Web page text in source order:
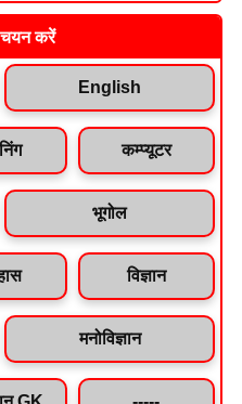
चयन करें
English
कम्प्यूटर
भूगोल
विज्ञान
मनोविज्ञान